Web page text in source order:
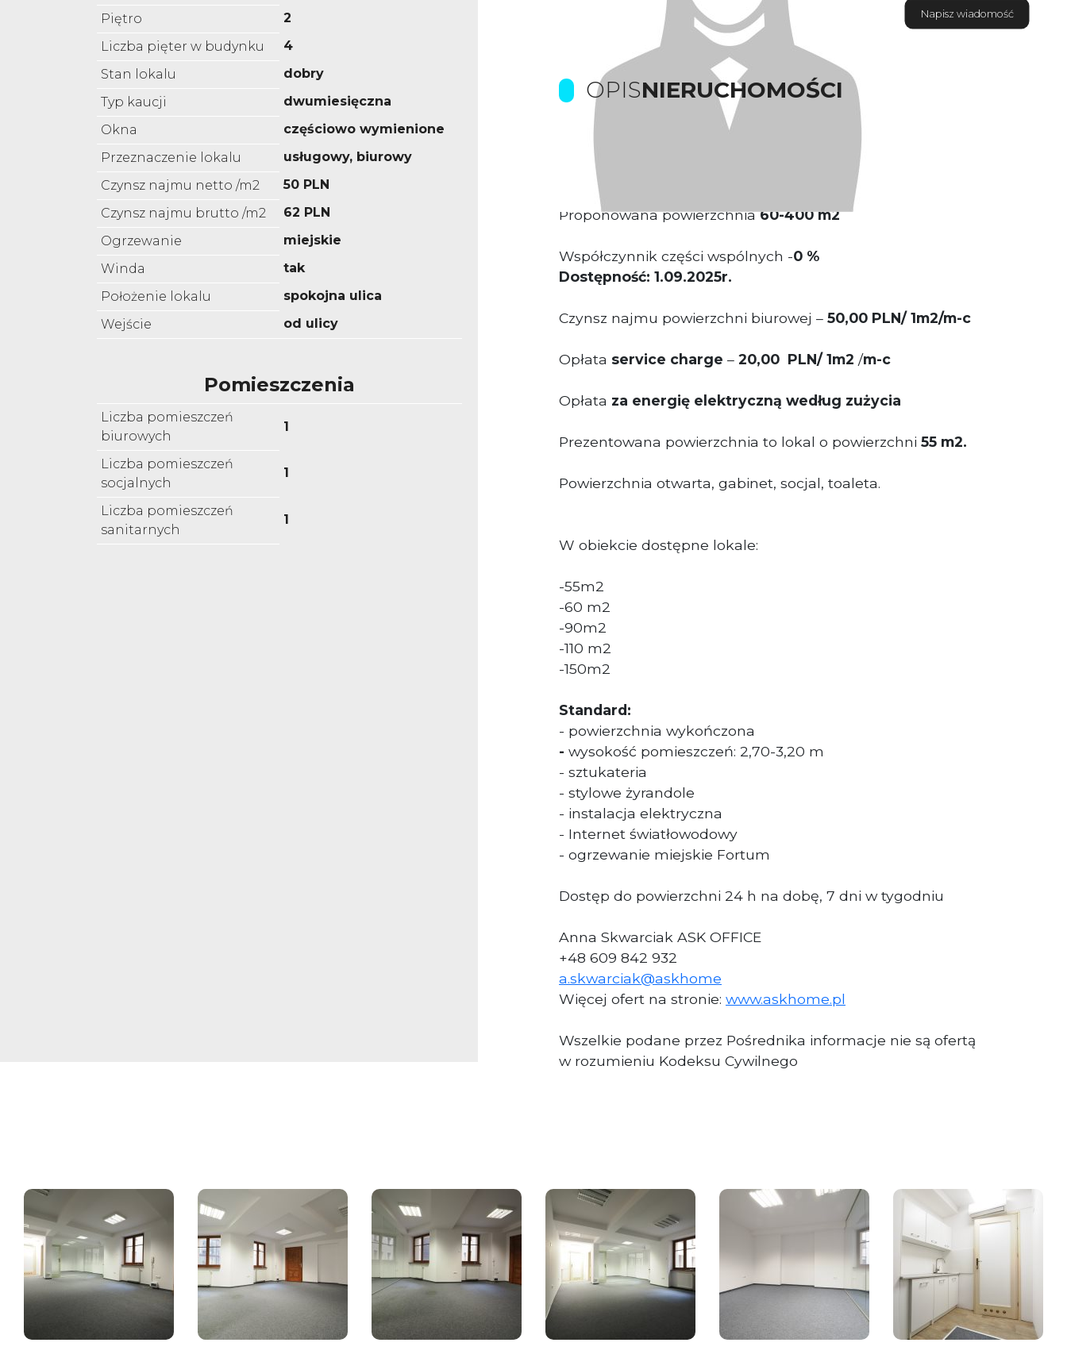
Piętro
2
Liczba pięter w budynku
4
Stan lokalu
dobry
Typ kaucji
dwumiesięczna
Okna
częściowo wymienione
Przeznaczenie lokalu
usługowy, biurowy
Czynsz najmu netto /m2
50 PLN
Czynsz najmu brutto /m2
62 PLN
Ogrzewanie
miejskie
Winda
tak
Położenie lokalu
spokojna ulica
Wejście
od ulicy
Pomieszczenia
Liczba pomieszczeń
biurowych
1
Liczba pomieszczeń
socjalnych
1
Liczba pomieszczeń
sanitarnych
1
Napisz wiadomość
OPISNIERUCHOMOŚCI
Kamienica biurowa na wrocławskiej Starówce
Proponowana powierzchnia60-400 m2
Współczynnik części wspólnych -0 %
Dostępność: 1.09.2025r.
Czynsz najmu powierzchni biurowej – 50,00 PLN/ 1m2/m-c
Opłata service charge – 20,00 PLN/ 1m2 /m-c
Opłata za energię elektryczną według zużycia
Prezentowana powierzchnia to lokal o powierzchni 55 m2.
Powierzchnia otwarta, gabinet, socjal, toaleta.
W obiekcie dostępne lokale:
-55m2
-60 m2
-90m2
-110 m2
-150m2
Standard:
- powierzchnia wykończona
- wysokość pomieszczeń: 2,70-3,20 m
- sztukateria
- stylowe żyrandole
- instalacja elektryczna
- Internet światłowodowy
- ogrzewanie miejskie Fortum
Dostęp do powierzchni 24 h na dobę, 7 dni w tygodniu
Anna Skwarciak ASK OFFICE
+48 609 842 932
a.skwarciak@askhome
Więcej ofert na stronie: www.askhome.pl
Wszelkie podane przez Pośrednika informacje nie są ofertą
w rozumieniu Kodeksu Cywilnego